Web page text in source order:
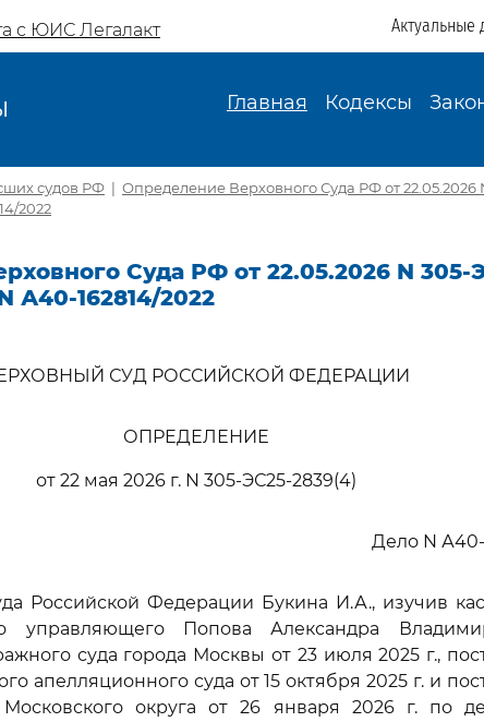
с ЮИС Легалакт Актуальные
Главная Кодексы
судов РФ | Определение Верховного Суда РФ от 22.05.2026
2022
Суда РФ от 22.05.2026 N 305-
А40-162814/2022
СУД РОССИЙСКОЙ ФЕДЕРАЦИИ
ОПРЕДЕЛЕНИЕ
от 22 мая 2026 г. N 305-ЭС25-2839(4)
Дело N А40-
Российской Федерации Букина И.А., изучив
управляющего Попова Александра
суда города Москвы от 23 июля 2025 г.,
апелляционного суда от 15 октября 2025 г. и
округа от 26 января 2026 г. по